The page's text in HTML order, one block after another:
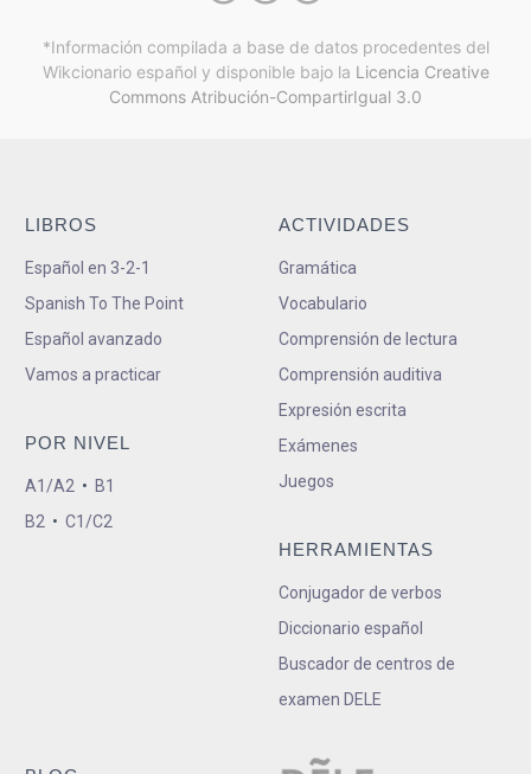
*Información compilada a base de datos procedentes del
Wikcionario español y disponible bajo la Licencia Creative
Commons Atribución-CompartirIgual 3.0
LIBROS
Español en 3-2-1
Spanish To The Point
Español avanzado
Vamos a practicar
POR NIVEL
A1/A2 • B1
B2 • C1/C2
ACTIVIDADES
Gramática
Vocabulario
Comprensión de lectura
Comprensión auditiva
Expresión escrita
Exámenes
Juegos
HERRAMIENTAS
Conjugador de verbos
Diccionario español
Buscador de centros de
examen DELE